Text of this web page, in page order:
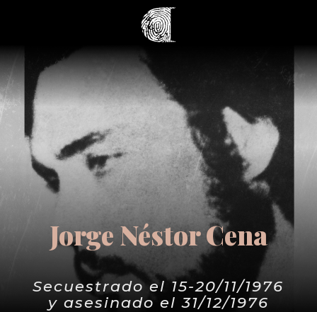
Jorge Néstor Cena
Secuestrado el 15-20/11/1976
y asesinado el 31/12/1976